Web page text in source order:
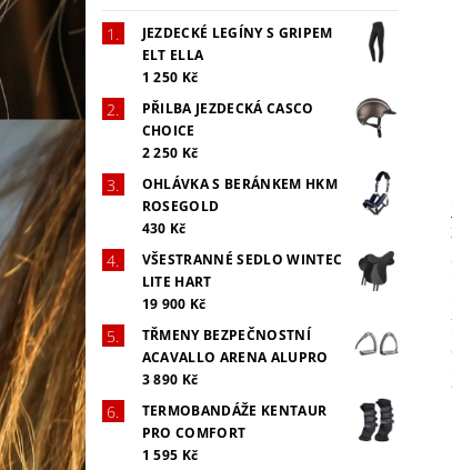
JEZDECKÉ LEGÍNY S GRIPEM
ELT ELLA
1 250 Kč
PŘILBA JEZDECKÁ CASCO
CHOICE
2 250 Kč
OHLÁVKA S BERÁNKEM HKM
ROSEGOLD
430 Kč
VŠESTRANNÉ SEDLO WINTEC
LITE HART
19 900 Kč
TŘMENY BEZPEČNOSTNÍ
ACAVALLO ARENA ALUPRO
3 890 Kč
TERMOBANDÁŽE KENTAUR
PRO COMFORT
1 595 Kč